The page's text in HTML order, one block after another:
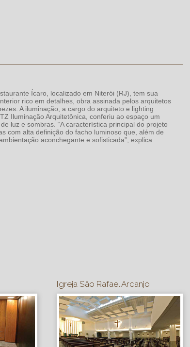
Ícaro, localizado em Niterói (RJ), tem sua
rico em detalhes, obra assinada pelos arquitetos
A iluminação, a cargo do arquiteto e lighting
Iluminação Arquitetônica, conferiu ao espaço um
luz e sombras. “A característica principal do projeto
com alta definição do facho luminoso que, além de
aconchegante e sofisticada”, explica
Igreja São Rafael Arcanjo